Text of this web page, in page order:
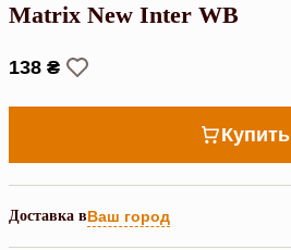
Matrix New Inter WB
138 ₴
Купить
Доставка вВаш город